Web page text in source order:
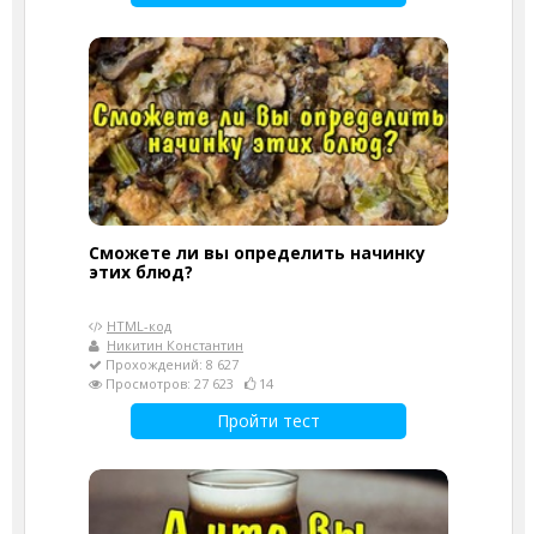
Сможете ли вы определить начинку
этих блюд?
HTML-код
Никитин Константин
Прохождений: 8 627
Просмотров: 27 623
14
Пройти тест